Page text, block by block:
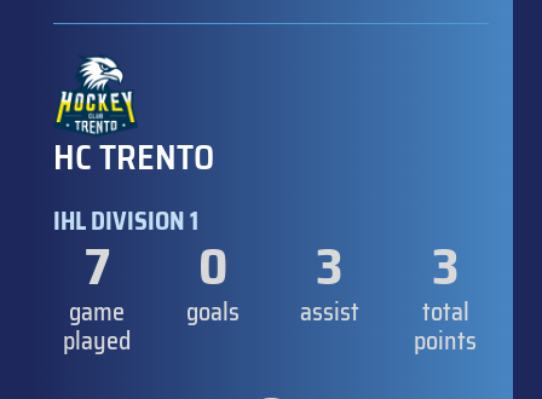
HC TRENTO
IHL DIVISION 1
7
game
played
0
goals
3
assist
3
total
points